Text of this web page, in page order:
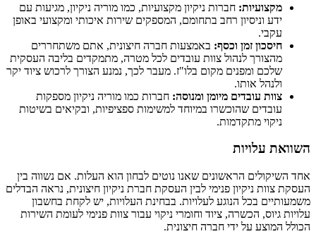
מקצועיות: חברות ניקיון מקצועיות, כמו מוריה ניקיון, מגיעות עם
ידע וניסיון רחב בתחומם, המספקים שירות איכותי ומקצועי באופן
עקבי.
חיסכון זמן וכסף: באמצעות חברה חיצונית, אתם משתחררים
מהצורך לנהול צוות עובדים לכל מטרה, מתמקדים בליבה העסקית
שלכם ומפנים מקום בלו"ז. מעבר לכך, נמנע הצורך לרכוש ציוד יקר
ולנהל אותו.
צוות עובדים מיומן ומנוסה: חברות כמו מוריה ניקיון מספקות
עובדים שהוכשרו במיוחד למשימות ספציפיות, ובקיאים בשיטות
ניקוי מתקדמות.
השוואת עלויות
אחד השיקולים הראשונים שאנו נוטים לבחון הוא העלות. אם נשווה בין
העסקת צוות ניקיון פנימי לבין העסקת חברת ניקיון חיצונית, נראה הבדלים
משמעותיים בכל הנוגע לעלויות. בבחינת העלויות, יש לקחת בחשבון
עלויות גיוס, הכשרה, ציוד וחומרי ניקוי עבור צוות פנימי לעומת השירות
הכולל המוצע על ידי חברה חיצונית.